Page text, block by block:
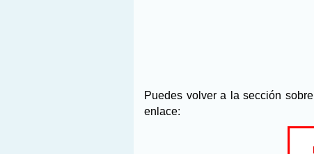
Puedes volver a la sección sobre
enlace: